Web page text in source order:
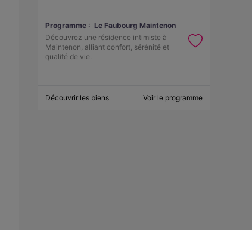
Programme : Le Faubourg Maintenon
Découvrez une résidence intimiste à
Maintenon, alliant confort, sérénité et
qualité de vie.
Découvrir les biens Voir le programme